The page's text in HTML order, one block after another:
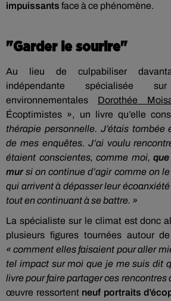
impuissants face à ce phénomène.
"Garder le sourire"
Au lieu de culpabiliser
indépendante spécialisée
environnementales Dorothée
Écoptimistes », un livre qu’elle
thérapie personnelle. J’étais tombée
de mes enquêtes. J’ai voulu
étaient conscientes, comme moi,
mursi on continue d’agir comme on
qui arrivent à dépasser leur
tout en continuant à se battre. »
La spécialiste sur le climat est donc
plusieurs figures tournées autour
« comment elles faisaient pour aller
tel impact sur moi que je me suis dit
livre pour faire partager ces rencontres
œuvre ressortent neuf portraits